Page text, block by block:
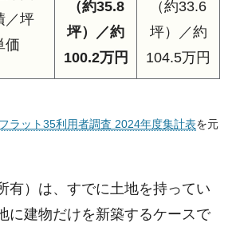
／坪
価
（約35.8
坪）／約
100.2万円
（約33.6
坪）／約
104.5万円
ラット35利用者調査 2024年度集計表を元
有）は、すでに土地を持ってい
に建物だけを新築するケースで